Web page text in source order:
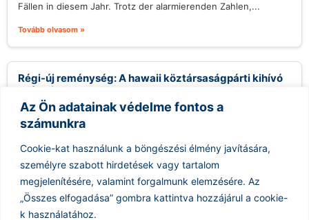
Az Ön adatainak védelme fontos a
számunkra
Cookie-kat használunk a böngészési élmény javítására,
személyre szabott hirdetések vagy tartalom
megjelenítésére, valamint forgalmunk elemzésére. Az
„Összes elfogadása” gombra kattintva hozzájárul a cookie-
k használatához.
Fällen in diesem Jahr. Trotz der alarmierenden Zahlen,...
Tovább olvasom »
Régi-új reménység: A hawaii köztársaságpárti kihívó
esélyei
2026.08.09.
Gary Cordery, aki egy helyi építőipari vállalkozóból vált
politikussá, megnyerte a Republikánus Párt hawaii kormányzói
jelölését, és most a demokrata...
Tovább olvasom »